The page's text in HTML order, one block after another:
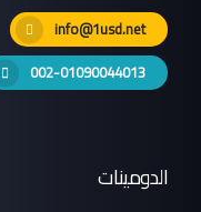
info@1usd.net
002-01090044013
الدومينات